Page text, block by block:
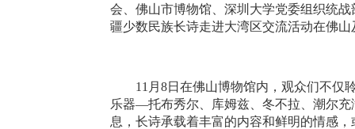
会、佛山市博物馆、深圳大学党委组织统
疆少数民族长诗走进大湾区交流活动在佛
11月8日在佛山博物馆内，观众们不仅
乐器—托布秀尔、库姆兹、冬不拉、潮尔
息，长诗承载着丰富的内容和鲜明的情感